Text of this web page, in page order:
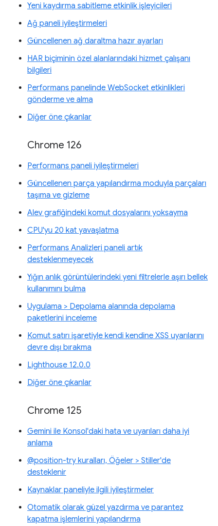
Yeni kaydırma sabitleme etkinlik işleyicileri
Ağ paneli iyileştirmeleri
Güncellenen ağ daraltma hazır ayarları
HAR biçiminin özel alanlarındaki hizmet çalışanı
bilgileri
Performans panelinde WebSocket etkinlikleri
gönderme ve alma
Diğer öne çıkanlar
Chrome 126
Performans paneli iyileştirmeleri
Güncellenen parça yapılandırma moduyla parçaları
taşıma ve gizleme
Alev grafiğindeki komut dosyalarını yoksayma
CPU'yu 20 kat yavaşlatma
Performans Analizleri paneli artık
desteklenmeyecek
Yığın anlık görüntülerindeki yeni filtrelerle aşırı bellek
kullanımını bulma
Uygulama > Depolama alanında depolama
paketlerini inceleme
Komut satırı işaretiyle kendi kendine XSS uyarılarını
devre dışı bırakma
Lighthouse 12.0.0
Diğer öne çıkanlar
Chrome 125
Gemini ile Konsol'daki hata ve uyarıları daha iyi
anlama
@position-try kuralları, Öğeler > Stiller'de
desteklenir
Kaynaklar paneliyle ilgili iyileştirmeler
Otomatik olarak güzel yazdırma ve parantez
kapatma işlemlerini yapılandırma